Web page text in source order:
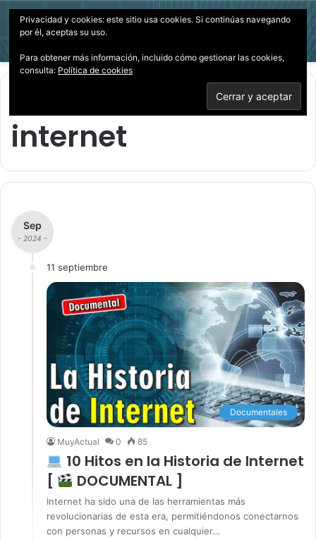
Menú
internet
Sep
- 2024 -
11 septiembre
Documentales
MuyActual 0 85
10 Hitos en la Historia de Internet
[
DOCUMENTAL ]
Internet ha sido una de las herramientas más
revolucionarias de esta era, permitiéndonos conectarnos
con personas y recursos en cualquier…
Privacidad y cookies: este sitio usa cookies. Si continúas navegando
por él, aceptas su uso.
Para obtener más información, incluido cómo gestionar las cookies,
consulta: Política de cookies